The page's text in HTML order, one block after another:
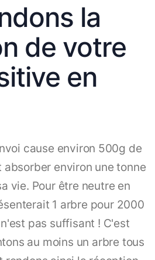
la
de votre
en
cause environ 500g de
absorber environ une tonne
vie. Pour être neutre en
1 arbre pour 2000
pas suffisant ! C'est
au moins un arbre tous